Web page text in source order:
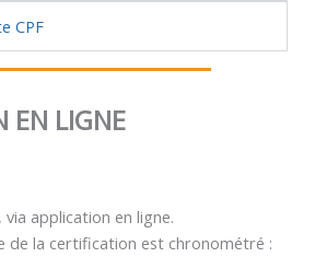
CPF
EN LIGNE
via application en ligne.
de la certification est chronométré :